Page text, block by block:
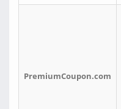
PremiumCoupon.com